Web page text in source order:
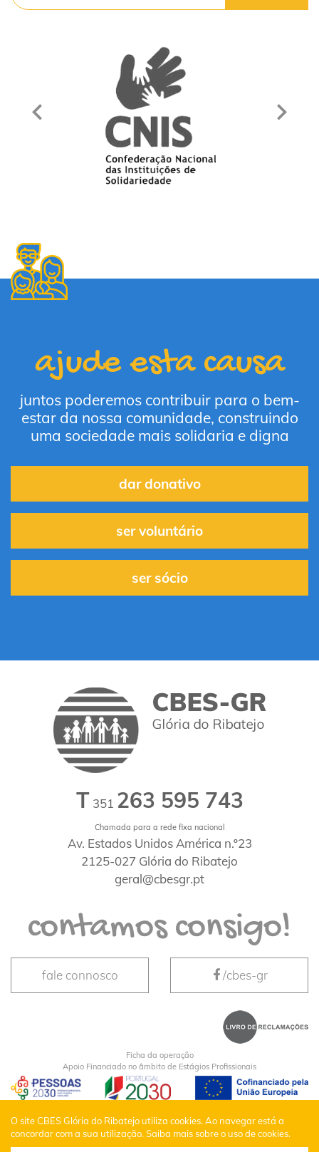
ajude esta causa
juntos poderemos contribuir para o bem-
estar da nossa comunidade, construindo
uma sociedade mais solidaria e digna
dar donativo
ser voluntário
ser sócio
T 351 263 595 743
Chamada para a rede fixa nacional
Av. Estados Unidos América n.º23
2125-027 Glória do Ribatejo
geral@cbesgr.pt
contamos consigo!
fale connosco /cbes-gr
Ficha da operação
Apoio Financiado no âmbito de Estágios Profissionais
CBES Glória do Ribatejo © Todos os Direitos
Reservados |Política de Privacidade
O site CBES Glória do Ribatejo utiliza cookies. Ao navegar está a
concordar com a sua utilização. Saiba mais sobre o uso de cookies.